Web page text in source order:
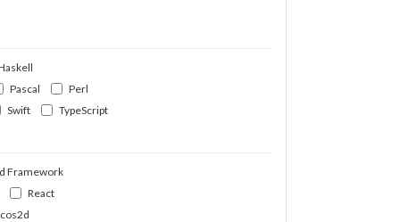
Pascal
Perl
Swift
TypeScript
Framework
React